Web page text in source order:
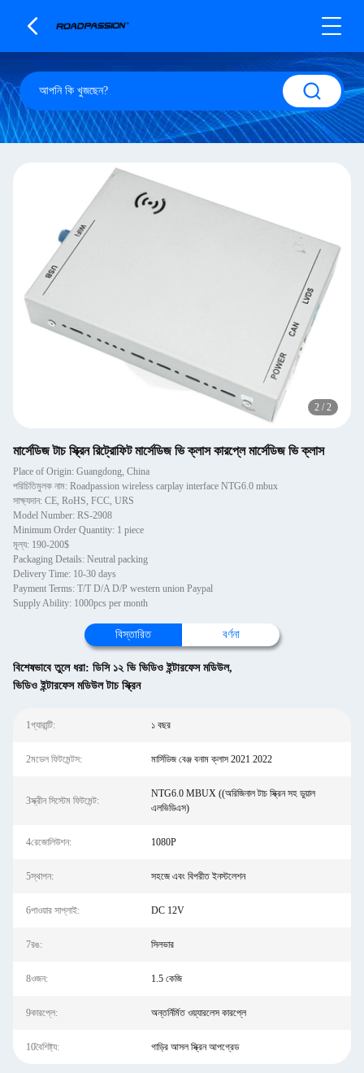
2 / 2
মার্সেডিজ টাচ স্ক্রিন রিট্রোফিট মার্সেডিজ ভি ক্লাস কারপ্লে মার্সেডিজ ভি ক্লাস
Place of Origin: Guangdong, China
পরিচিতিমুলক নাম: Roadpassion wireless carplay interface NTG6.0 mbux
সাক্ষ্যদান: CE, RoHS, FCC, URS
Model Number: RS-2908
Minimum Order Quantity: 1 piece
মূল্য: 190-200$
Packaging Details: Neutral packing
Delivery Time: 10-30 days
Payment Terms: T/T D/A D/P western union Paypal
Supply Ability: 1000pcs per month
বিস্তারিত বর্ণনা
বিশেষভাবে তুলে ধরা: ডিসি ১২ ভি ভিডিও ইন্টারফেস মডিউল,
ভিডিও ইন্টারফেস মডিউল টাচ স্ক্রিন
1গ্যারান্টি: ১ বছর
2মডেল ফিটমেন্টস: মার্সিডিজ বেঞ্জ বনাম ক্লাস 2021 2022
3স্ক্রীন সিস্টেম ফিটমেন্ট:
NTG6.0 MBUX ((অরিজিনাল টাচ স্ক্রিন সহ ডুয়াল
এলভিডিএস)
4রেজোলিউশন: 1080P
5স্থাপন: সহজে এবং বিপরীত ইনস্টলেশন
6পাওয়ার সাপ্লাই: DC 12V
7রঙ: সিলভার
8ওজন: 1.5 কেজি
9কারপ্লে: অন্তর্নির্মিত ওয়্যারলেস কারপ্লে
10বৈশিষ্ট্য: গাড়ির আসল স্ক্রিন আপগ্রেড